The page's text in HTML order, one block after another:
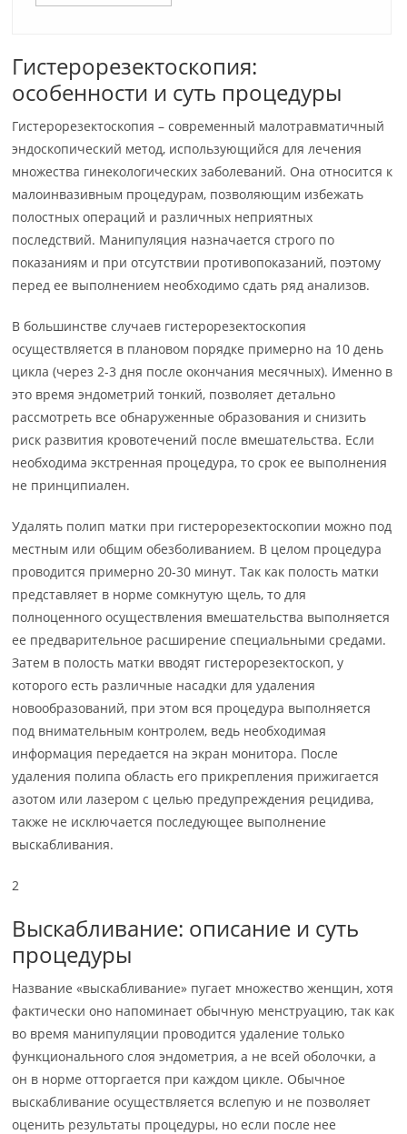
Гистерорезектоскопия:
особенности и суть процедуры
Гистерорезектоскопия – современный малотравматичный
эндоскопический метод, использующийся для лечения
множества гинекологических заболеваний. Она относится к
малоинвазивным процедурам, позволяющим избежать
полостных операций и различных неприятных
последствий. Манипуляция назначается строго по
показаниям и при отсутствии противопоказаний, поэтому
перед ее выполнением необходимо сдать ряд анализов.
В большинстве случаев гистерорезектоскопия
осуществляется в плановом порядке примерно на 10 день
цикла (через 2-3 дня после окончания месячных). Именно в
это время эндометрий тонкий, позволяет детально
рассмотреть все обнаруженные образования и снизить
риск развития кровотечений после вмешательства. Если
необходима экстренная процедура, то срок ее выполнения
не принципиален.
Удалять полип матки при гистерорезектоскопии можно под
местным или общим обезболиванием. В целом процедура
проводится примерно 20-30 минут. Так как полость матки
представляет в норме сомкнутую щель, то для
полноценного осуществления вмешательства выполняется
ее предварительное расширение специальными средами.
Затем в полость матки вводят гистерорезектоскоп, у
которого есть различные насадки для удаления
новообразований, при этом вся процедура выполняется
под внимательным контролем, ведь необходимая
информация передается на экран монитора. После
удаления полипа область его прикрепления прижигается
азотом или лазером с целью предупреждения рецидива,
также не исключается последующее выполнение
выскабливания.
2
Выскабливание: описание и суть
процедуры
Название «выскабливание» пугает множество женщин, хотя
фактически оно напоминает обычную менструацию, так как
во время манипуляции проводится удаление только
функционального слоя эндометрия, а не всей оболочки, а
он в норме отторгается при каждом цикле. Обычное
выскабливание осуществляется вслепую и не позволяет
оценить результаты процедуры, но если после нее